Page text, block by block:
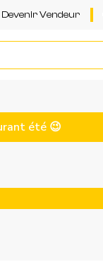
Devenir Vendeur
été 😉